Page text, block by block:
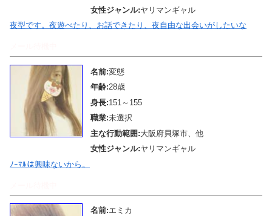
女性ジャンル:ヤリマンギャル
夜型です。夜遊べたり、お話できたり、夜自由な出会いがしたいな
名前:変態
年齢:28歳
身長:151～155
職業:未選択
主な行動範囲:大阪府貝塚市、他
女性ジャンル:ヤリマンギャル
ﾉｰﾏﾙは興味ないから。
名前:エミカ